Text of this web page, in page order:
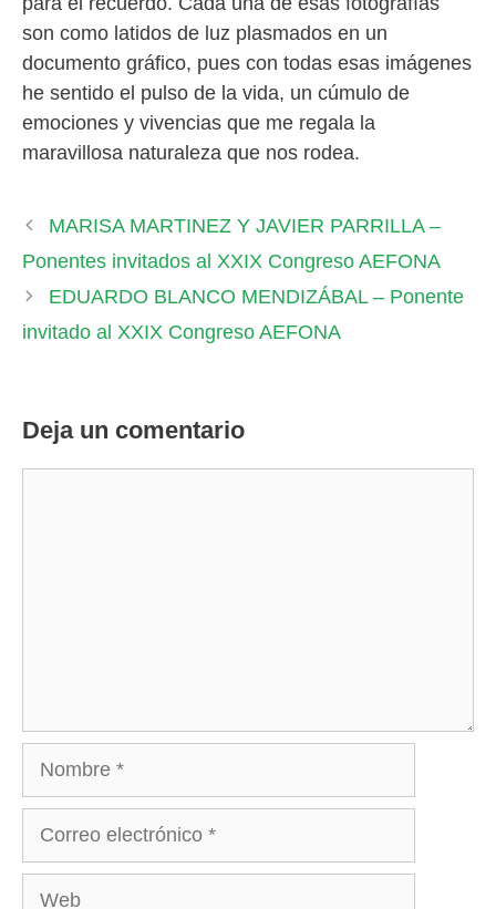
son como latidos de luz plasmados en un
documento gráfico, pues con todas esas imágenes
he sentido el pulso de la vida, un cúmulo de
emociones y vivencias que me regala la
maravillosa naturaleza que nos rodea.
MARISA MARTINEZ Y JAVIER PARRILLA –
Ponentes invitados al XXIX Congreso AEFONA
EDUARDO BLANCO MENDIZÁBAL – Ponente
invitado al XXIX Congreso AEFONA
Deja un comentario
Nombre